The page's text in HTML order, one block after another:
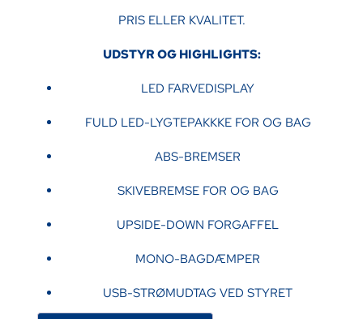
PRIS ELLER KVALITET.
UDSTYR OG HIGHLIGHTS:
LED FARVEDISPLAY
FULD LED-LYGTEPAKKKE FOR OG BAG
ABS-BREMSER
SKIVEBREMSE FOR OG BAG
UPSIDE-DOWN FORGAFFEL
MONO-BAGDÆMPER
USB-STRØMUDTAG VED STYRET